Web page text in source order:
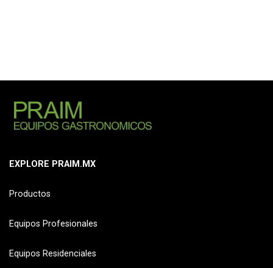
EXPLORE PRAIM.MX
Productos
Equipos Profesionales
Equipos Residenciales